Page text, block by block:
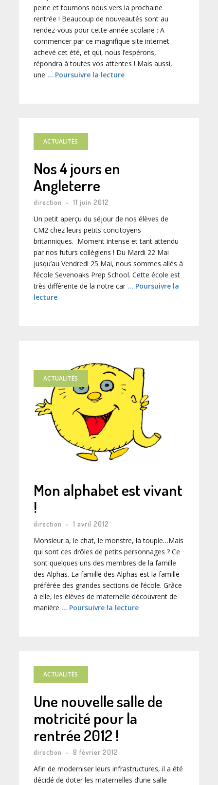
peine et tournons nous vers la prochaine
rentrée ! Beaucoup de nouveautés sont au
rendez-vous pour cette année scolaire : A
commencer par ce magnifique site internet
achevé cet été, et qui, nous l’espérons,
répondra à toutes vos attentes ! Mais aussi,
une … Poursuivre la lecture
ACTUALITÉS
Nos 4 jours en
Angleterre
direction - 11 juin 2012
Un petit aperçu du séjour de nos élèves de
CM2 chez leurs petits concitoyens
britanniques. Moment intense et tant attendu
par nos futurs collégiens ! Du Mardi 22 Mai
jusqu’au Vendredi 25 Mai, nous sommes allés à
l’école Sevenoaks Prep School. Cette école est
très différente de la notre car … Poursuivre la
lecture
ACTUALITÉS
Mon alphabet est vivant
!
direction - 1 avril 2012
Monsieur a, le chat, le monstre, la toupie…Mais
qui sont ces drôles de petits personnages ? Ce
sont quelques uns des membres de la famille
des Alphas. La famille des Alphas est la famille
préférée des grandes sections de l’école. Grâce
à elle, les élèves de maternelle découvrent de
manière … Poursuivre la lecture
ACTUALITÉS
Une nouvelle salle de
motricité pour la
rentrée 2012 !
direction - 8 février 2012
Afin de moderniser leurs infrastructures, il a été
décidé de doter les maternelles d’une salle